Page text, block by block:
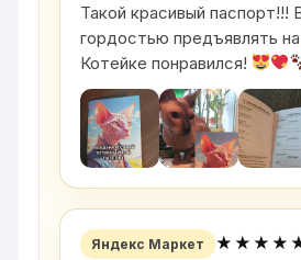
Такой красивый паспорт!!!
гордостью предъявлять
Котейке понравился!
Яндекс Маркет